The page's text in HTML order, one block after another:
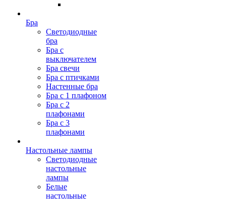
Бра
Светодиодные
бра
Бра с
выключателем
Бра свечи
Бра с птичками
Настенные бра
Бра с 1 плафоном
Бра с 2
плафонами
Бра с 3
плафонами
Настольные лампы
Светодиодные
настольные
лампы
Белые
настольные